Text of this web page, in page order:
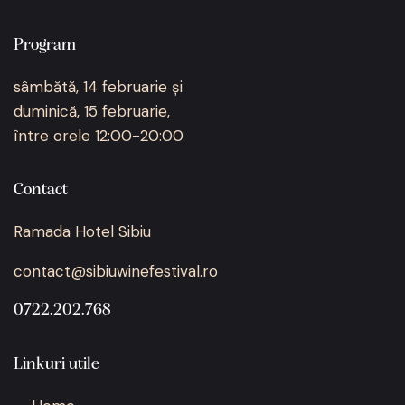
Program
sâmbătă, 14 februarie și
duminică, 15 februarie,
între orele 12:00-20:00
Contact
Ramada Hotel Sibiu
contact@sibiuwinefestival.ro
0722.202.768
Linkuri utile